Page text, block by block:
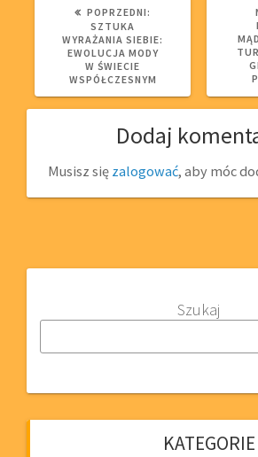
POPRZEDNI:
SZTUKA
WYRAŻANIA SIEBIE:
EWOLUCJA MODY
W ŚWIECIE
WSPÓŁCZESNYM
Dodaj
Musisz się zalogować, aby móc
Szukaj
KATEGORIE